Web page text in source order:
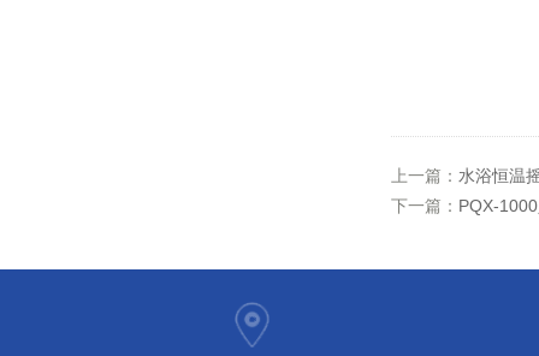
上一篇： 水浴恒温
下一篇： PQX-